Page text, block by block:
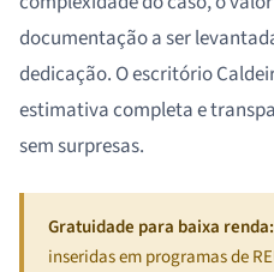
documentação a ser
dedicação. O escritório
estimativa completa e
sem surpresas.
Gratuidade para baixa renda:
inseridas em programas de